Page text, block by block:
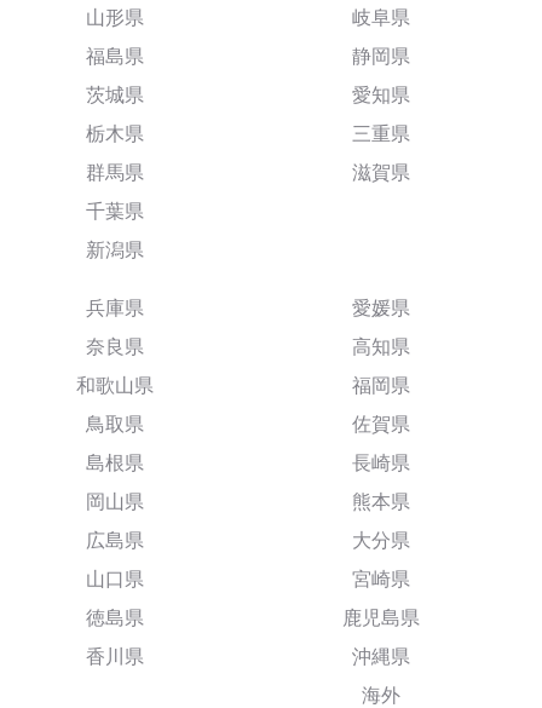
山形県
福島県
茨城県
栃木県
群馬県
千葉県
新潟県
岐阜県
静岡県
愛知県
三重県
滋賀県
兵庫県
奈良県
和歌山県
鳥取県
島根県
岡山県
広島県
山口県
徳島県
香川県
愛媛県
高知県
福岡県
佐賀県
長崎県
熊本県
大分県
宮崎県
鹿児島県
沖縄県
海外